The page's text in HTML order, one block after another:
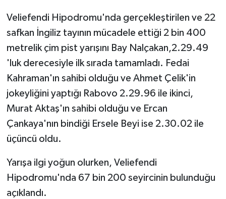
Veliefendi Hipodromu'nda gerçekleştirilen ve 22
safkan İngiliz tayının mücadele ettiği 2 bin 400
metrelik çim pist yarışını Bay Nalçakan,2.29.49
'luk derecesiyle ilk sırada tamamladı. Fedai
Kahraman'ın sahibi olduğu ve Ahmet Çelik'in
jokeyliğini yaptığı Rabovo 2.29.96 ile ikinci,
Murat Aktaş'ın sahibi olduğu ve Ercan
Çankaya'nın bindiği Ersele Beyi ise 2.30.02 ile
üçüncü oldu.
Yarışa ilgi yoğun olurken, Veliefendi
Hipodromu'nda 67 bin 200 seyircinin bulunduğu
açıklandı.